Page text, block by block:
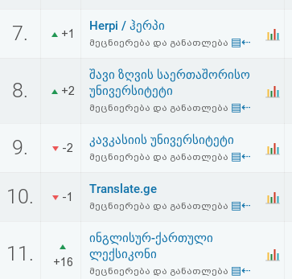
სალიცენზიო
შეთანხმება
პასუხისმგებლობის
7. +1
Herpi / ჰერპი
მეცნიერება და განათლება ▤⇠
8. +2
შავი ზღვის საერთაშორისო
უნივერსიტეტი
მეცნიერება და განათლება ▤⇠
9. -2
კავკასიის უნივერსიტეტი
მეცნიერება და განათლება ▤⇠
10. -1
Translate.ge
მეცნიერება და განათლება ▤⇠
11. +16
ინგლისურ-ქართული
ლექსიკონი
მეცნიერება და განათლება ▤⇠